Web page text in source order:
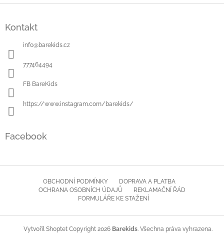
Kontakt
info@barekids.cz
777464494
FB BareKids
https://www.instagram.com/barekids/
Facebook
OBCHODNÍ PODMÍNKY
DOPRAVA A PLATBA
OCHRANA OSOBNÍCH ÚDAJŮ
REKLAMAČNÍ ŘÁD
FORMULÁŘE KE STAŽENÍ
Vytvořil Shoptet Copyright 2026 Barekids. Všechna práva vyhrazena.